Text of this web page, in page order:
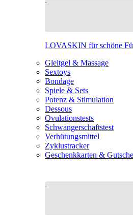
LOVASKIN für schöne
Gleitgel & Massage
Sextoys
Bondage
Spiele & Sets
Potenz & Stimulation
Dessous
Ovulationstests
Schwangerschaftstest
Verhütungsmittel
Zyklustracker
Geschenkkarten &